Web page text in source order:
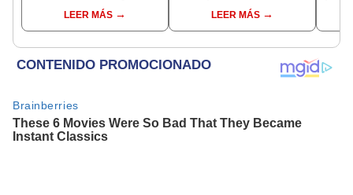
de gruposLEER MÁS LEER MÁS